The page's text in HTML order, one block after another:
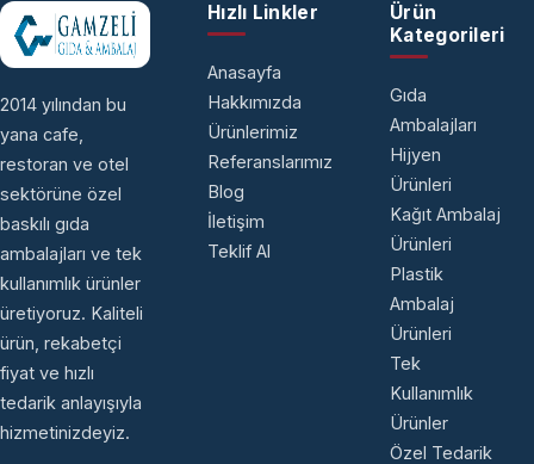
2014 yılından bu
yana cafe,
restoran ve otel
sektörüne özel
baskılı gıda
ambalajları ve tek
kullanımlık ürünler
üretiyoruz. Kaliteli
ürün, rekabetçi
fiyat ve hızlı
tedarik anlayışıyla
hizmetinizdeyiz.
Hızlı Linkler
Anasayfa
Hakkımızda
Ürünlerimiz
Referanslarımız
Blog
İletişim
Teklif Al
Ürün
Kategorileri
Gıda
Ambalajları
Hijyen
Ürünleri
Kağıt Ambalaj
Ürünleri
Plastik
Ambalaj
Ürünleri
Tek
Kullanımlık
Ürünler
Özel Tedarik